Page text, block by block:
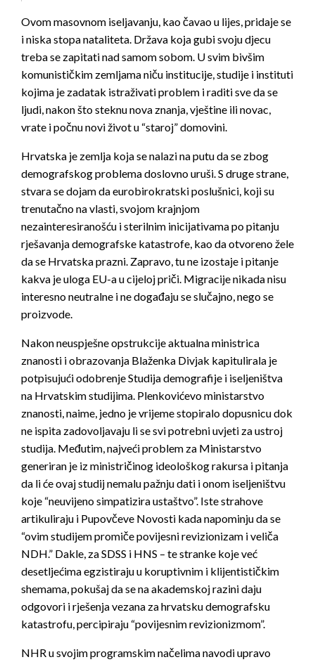
Ovom masovnom iseljavanju, kao čavao u lijes, pridaje se
i niska stopa nataliteta. Država koja gubi svoju djecu
treba se zapitati nad samom sobom. U svim bivšim
komunističkim zemljama niču institucije, studije i instituti
kojima je zadatak istraživati problem i raditi sve da se
ljudi, nakon što steknu nova znanja, vještine ili novac,
vrate i počnu novi život u “staroj” domovini.
Hrvatska je zemlja koja se nalazi na putu da se zbog
demografskog problema doslovno uruši. S druge strane,
stvara se dojam da eurobirokratski poslušnici, koji su
trenutačno na vlasti, svojom krajnjom
nezainteresiranošću i sterilnim inicijativama po pitanju
rješavanja demografske katastrofe, kao da otvoreno žele
da se Hrvatska prazni. Zapravo, tu ne izostaje i pitanje
kakva je uloga EU-a u cijeloj priči. Migracije nikada nisu
interesno neutralne i ne događaju se slučajno, nego se
proizvode.
Nakon neuspješne opstrukcije aktualna ministrica
znanosti i obrazovanja Blaženka Divjak kapitulirala je
potpisujući odobrenje Studija demografije i iseljeništva
na Hrvatskim studijima. Plenkovićevo ministarstvo
znanosti, naime, jedno je vrijeme stopiralo dopusnicu dok
ne ispita zadovoljavaju li se svi potrebni uvjeti za ustroj
studija. Međutim, najveći problem za Ministarstvo
generiran je iz ministričinog ideološkog rakursa i pitanja
da li će ovaj studij nemalu pažnju dati i onom iseljeništvu
koje “neuvijeno simpatizira ustaštvo”. Iste strahove
artikuliraju i Pupovčeve Novosti kada napominju da se
“ovim studijem promiče povijesni revizionizam i veliča
NDH.” Dakle, za SDSS i HNS – te stranke koje već
desetljećima egzistiraju u koruptivnim i klijentističkim
shemama, pokušaj da se na akademskoj razini daju
odgovori i rješenja vezana za hrvatsku demografsku
katastrofu, percipiraju “povijesnim revizionizmom”.
NHR u svojim programskim načelima navodi upravo